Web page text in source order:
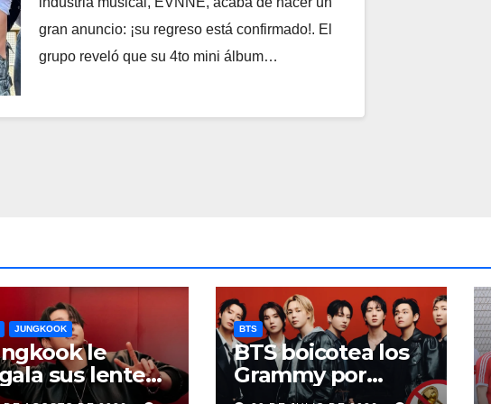
gran anuncio: ¡su regreso está confirmado!. El
grupo reveló que su 4to mini álbum…
JUNGKOOK
le
sus lentes
sol a una
BTS
BTS boicotea los
Grammy por
nueva categoría